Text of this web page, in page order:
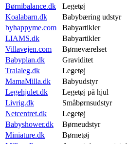
Børnibalance.dk
Legetøj
Koalabarn.dk
Babybæring udstyr
byhappyme.com
Babyartikler
LIAMS.dk
Babyartikler
Villavejen.com
Børneværelset
Babyplan.dk
Graviditet
Tralaleg.dk
Legetøj
MamaMilla.dk
Babyudstyr
Legehjulet.dk
Legetøj på hjul
Livrig.dk
Småbørnsudstyr
Netcentret.dk
Legetøj
Babyshower.dk
Børneudstyr
Miniature.dk
Børnetøj